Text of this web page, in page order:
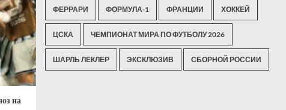
на
ФЕРРАРИ ФОРМУЛА-1 ФРАНЦИИ ХОККЕЙ
ЦСКА ЧЕМПИОНАТ МИРА ПО ФУТБОЛУ 2026
ШАРЛЬ ЛЕКЛЕР ЭКСКЛЮЗИВ СБОРНОЙ РОССИИ